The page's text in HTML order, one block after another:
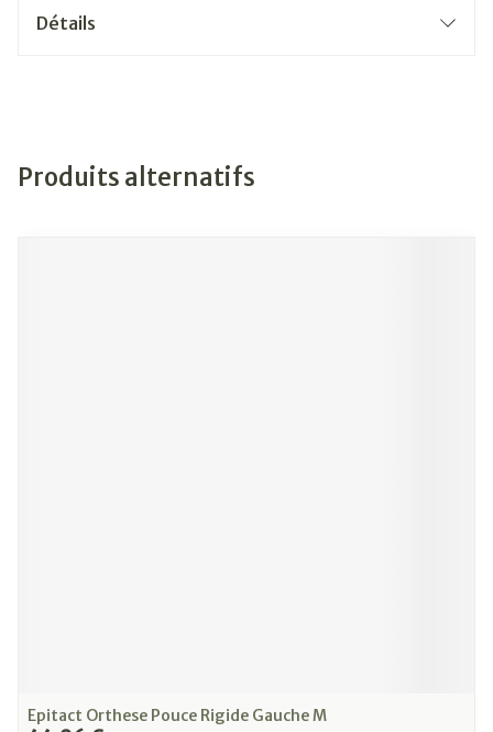
Détails
Produits alternatifs
Epitact Orthese Pouce Rigide Gauche M